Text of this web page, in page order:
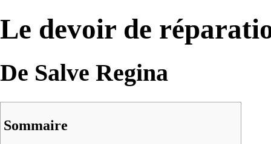
Le devoir de
De Salve Regina
Sommaire